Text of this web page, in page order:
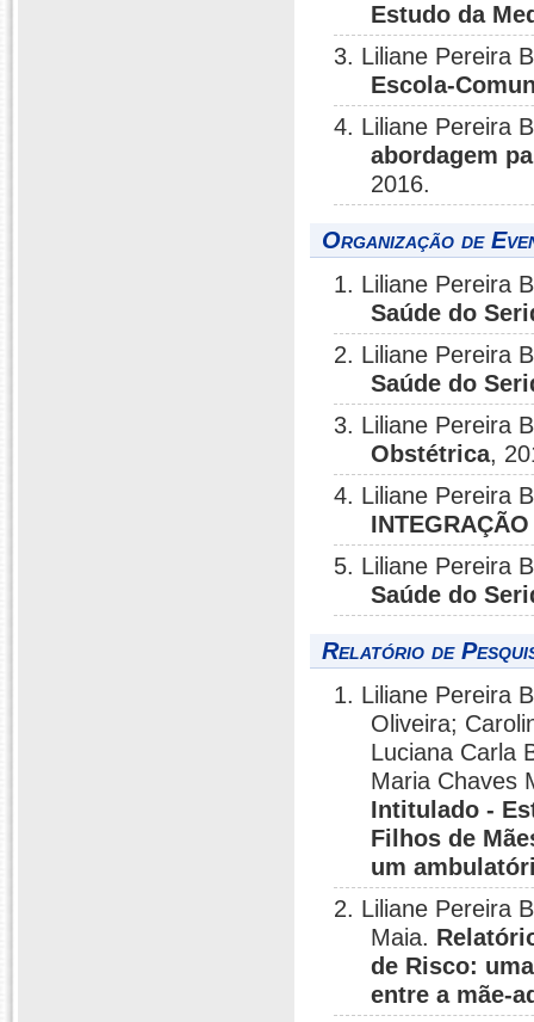
Estudo da
3. Liliane Pereira
Escola-
4. Liliane Pereira
abordagem
2016.
Organização de
1. Liliane Pereira
Saúde do
2. Liliane Pereira
Saúde do
3. Liliane Pereira
Obstétrica,
4. Liliane Pereira
5. Liliane Pereira
Saúde do
Relatório de
1. Liliane Pereira
Oliveira;
Luciana Carla
Maria Chaves
Intitulado -
Filhos de
um
2. Liliane Pereira
Maia.
de Risco:
entre a mãe-